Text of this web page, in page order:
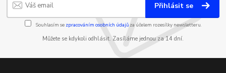
Přihlásit se
Souhlasím se zpracováním osobních údajůza účelem rozesílky newsletteru.
Můžete se kdykoli odhlásit. Zasíláme jednou za 14 dní.